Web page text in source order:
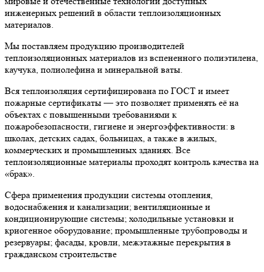
инженерных решений в области теплоизоляционных
материалов.
Мы поставляем продукцию производителей
теплоизоляционных материалов из вспененного полиэтилена,
каучука, полиолефина и минеральной ваты.
Вся теплоизоляция сертифицирована по ГОСТ и имеет
пожарные сертификаты — это позволяет применять её на
объектах с повышенными требованиями к
пожаробезопасности, гигиене и энергоэффективности: в
школах, детских садах, больницах, а также в жилых,
коммерческих и промышленных зданиях. Все
теплоизоляционные материалы проходят контроль качества на
«брак».
Сфера применения продукции системы отопления,
водоснабжения и канализации; вентиляционные и
кондиционирующие системы; холодильные установки и
криогенное оборудование; промышленные трубопроводы и
резервуары; фасады, кровли, межэтажные перекрытия в
гражданском строительстве